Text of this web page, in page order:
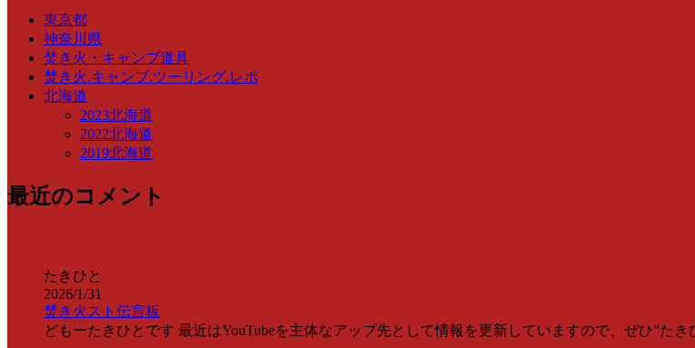
東京都
神奈川県
焚き火・キャンプ道具
焚き火.キャンプ.ツーリング.レポ
北海道
2023北海道
2022北海道
2019北海道
最近のコメント
たきひと
2026/1/31
焚き火スト伝言板
どもーたきひとです 最近はYouTubeを主体なアップ先として情報を更新していますので、ぜひ”たき